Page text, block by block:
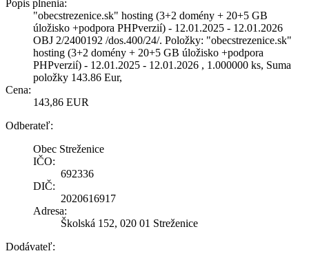
Popis plnenia:
"obecstrezenice.sk" hosting (3+2 domény + 20+5 GB
úložisko +podpora PHPverzií) - 12.01.2025 - 12.01.2026
OBJ 2/2400192 /dos.400/24/. Položky: "obecstrezenice.sk"
hosting (3+2 domény + 20+5 GB úložisko +podpora
PHPverzií) - 12.01.2025 - 12.01.2026 , 1.000000 ks, Suma
položky 143.86 Eur,
Cena:
143,86 EUR
Odberateľ:
Obec Streženice
IČO:
692336
DIČ:
2020616917
Adresa:
Školská 152, 020 01 Streženice
Dodávateľ: